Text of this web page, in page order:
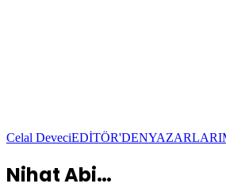
Celal DeveciEDİTÖR'DEN
Nihat Abi…